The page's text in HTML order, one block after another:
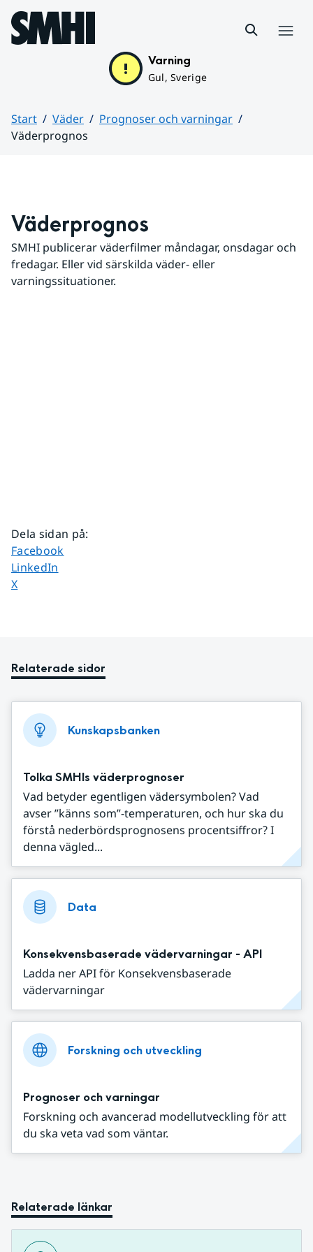
Hoppa till sidans innehåll
Varning
Gul, Sverige
Start Väder
Prognoser och varningar
Väderprognos
Väderprognos
SMHI publicerar väderfilmer måndagar, onsdagar och
fredagar. Eller vid särskilda väder- eller
varningssituationer.
Dela sidan på:
Dela sidan på
Facebook
Dela sidan på
LinkedIn
Dela sidan på
X
Relaterade sidor
Kunskapsbanken
Tolka SMHIs väderprognoser
Vad betyder egentligen vädersymbolen? Vad
avser ”känns som”-temperaturen, och hur ska du
förstå nederbördsprognosens procentsiffror? I
denna vägled...
Data
Konsekvensbaserade vädervarningar - API
Ladda ner API för Konsekvensbaserade
vädervarningar
Forskning och utveckling
Prognoser och varningar
Forskning och avancerad modellutveckling för att
du ska veta vad som väntar.
Relaterade länkar